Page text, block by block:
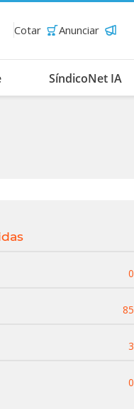
Cotar Anunciar
SíndicoNet IA
0
85
3
0